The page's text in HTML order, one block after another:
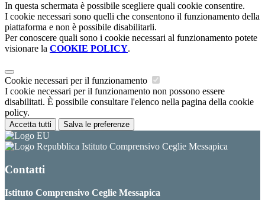
In questa schermata è possibile scegliere quali cookie consentire.
I cookie necessari sono quelli che consentono il funzionamento della
piattaforma e non è possibile disabilitarli.
Per conoscere quali sono i cookie necessari al funzionamento potete
visionare la COOKIE POLICY.
Cookie necessari per il funzionamento
I cookie necessari per il funzionamento non possono essere
disabilitati. È possibile consultare l'elenco nella pagina della cookie
policy.
Accetta tutti Salva le preferenze
Istituto Comprensivo Ceglie Messapica
Contatti
Istituto Comprensivo Ceglie Messapica